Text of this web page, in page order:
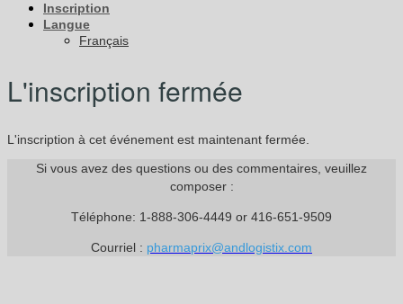
Inscription
Langue
Français
L'inscription fermée
L'inscription à cet événement est maintenant fermée.
Si vous avez des questions ou des commentaires, veuillez
composer :
Téléphone: 1-888-306-4449 or 416-651-9509
Courriel : pharmaprix@andlogistix.com